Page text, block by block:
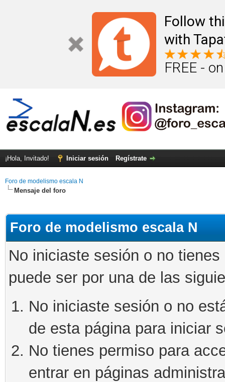
Follow
with
FREE -
¡Hola, Invitado! Iniciar sesión Regístrate
Foro de modelismo escala N
Mensaje del foro
Foro de modelismo escala N
No iniciaste sesión o no
puede ser por una de las
No iniciaste sesión o no
de esta página para iniciar
No tienes permiso para
entrar en páginas